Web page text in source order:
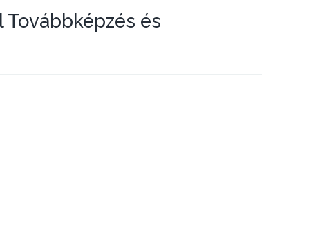
Továbbképzés és